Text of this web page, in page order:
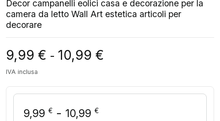
Decor campanelli eolici casa e decorazione per la
camera da letto Wall Art estetica articoli per
decorare
9,99 € - 10,99 €
IVA inclusa
9,99 € - 10,99 €Fascia di prezzo: da